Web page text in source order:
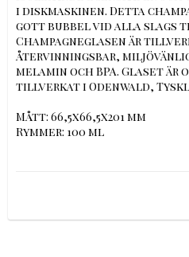
i diskmaskinen. Detta
gott bubbel vid alla slags
Champagneglasen är
återvinningsbar,
melamin och BPA. Glaset
tillverkat i Odenwald,
Mått: 66,5x66,5x201 mm
Rymmer: 100 ml